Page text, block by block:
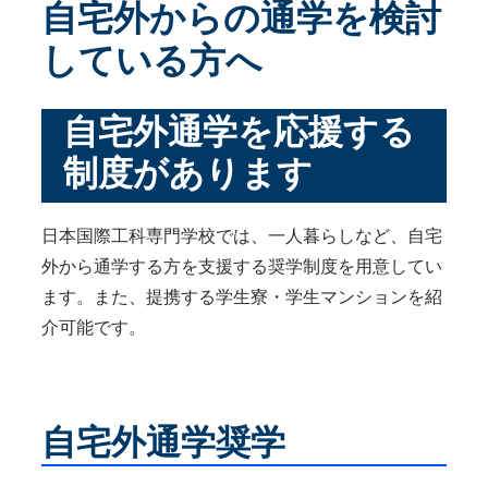
自宅外からの通学を検討
している方へ
自宅外通学を応援する
制度があります
日本国際工科専門学校では、一人暮らしなど、自宅
外から通学する方を支援する奨学制度を用意してい
ます。また、提携する学生寮・学生マンションを紹
介可能です。
自宅外通学奨学